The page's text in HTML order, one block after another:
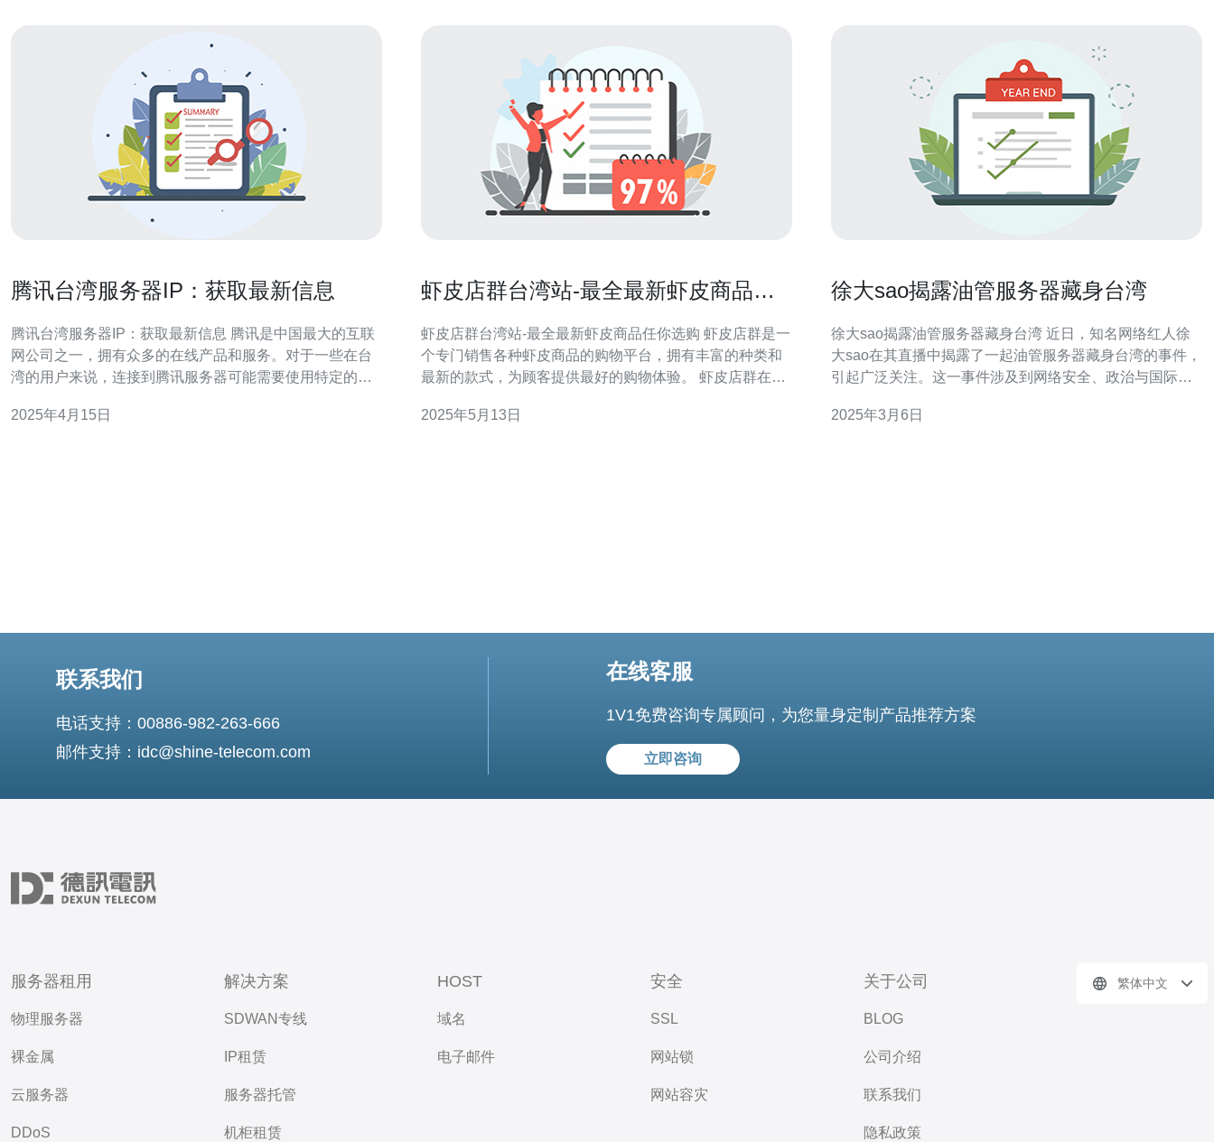
腾讯台湾服务器IP：获取最新信息
腾讯台湾服务器IP：获取最新信息 腾讯是中国最大的互联
网公司之一，拥有众多的在线产品和服务。对于一些在台
湾的用户来说，连接到腾讯服务器可能需要使用特定的台
最新IP信息。 由于网络环境的变化和安全考虑，腾讯公司
2025年4月15日
虾皮店群台湾站-最全最新虾皮商品任
虾皮店群台湾站-最全最新虾皮商品任你选购 虾皮店群是一
个专门销售各种虾皮商品的购物平台，拥有丰富的种类和
最新的款式，为顾客提供最好的购物体验。 虾皮店群在台
饰、家居用品等各种商品，让顾客有更多的选择空间。 在
2025年5月13日
徐大sao揭露油管服务器藏身台湾
徐大sao揭露油管服务器藏身台湾 近日，知名网络红人徐
大sao在其直播中揭露了一起油管服务器藏身台湾的事件，
引起广泛关注。这一事件涉及到网络安全、政治与国际关
义。 油管服务器是指在谷歌旗下的视频分享网站YouTube
2025年3月6日
联系我们
电话支持：00886-982-263-666
邮件支持：idc@shine-telecom.com
在线客服
1V1免费咨询专属顾问，为您量身定制产品推荐方案
立即咨询
服务器租用
物理服务器
裸金属
云服务器
DDoS
解决方案
SDWAN专线
IP租赁
服务器托管
机柜租赁
HOST
域名
电子邮件
安全
SSL
网站锁
网站容灾
关于公司
BLOG
公司介绍
联系我们
隐私政策
繁体中文